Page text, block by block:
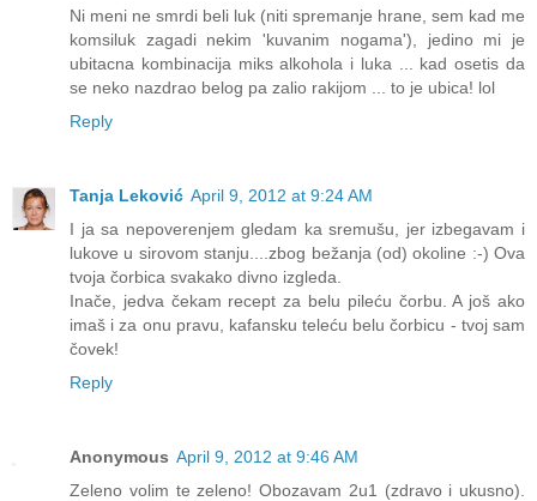
Ni meni ne smrdi beli luk (niti spremanje hrane, sem kad me
komsiluk zagadi nekim 'kuvanim nogama'), jedino mi je
ubitacna kombinacija miks alkohola i luka ... kad osetis da
se neko nazdrao belog pa zalio rakijom ... to je ubica! lol
Reply
Tanja Leković April 9, 2012 at 9:24 AM
I ja sa nepoverenjem gledam ka sremušu, jer izbegavam i
lukove u sirovom stanju....zbog bežanja (od) okoline :-) Ova
tvoja čorbica svakako divno izgleda.
Inače, jedva čekam recept za belu pileću čorbu. A još ako
imaš i za onu pravu, kafansku teleću belu čorbicu - tvoj sam
čovek!
Reply
Anonymous April 9, 2012 at 9:46 AM
Zeleno volim te zeleno! Obozavam 2u1 (zdravo i ukusno).